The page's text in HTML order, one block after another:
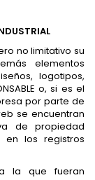
no limitativo su
elementos
logotipos,
o, si es el
por parte de
se encuentran
de propiedad
en los registros
la que fueran